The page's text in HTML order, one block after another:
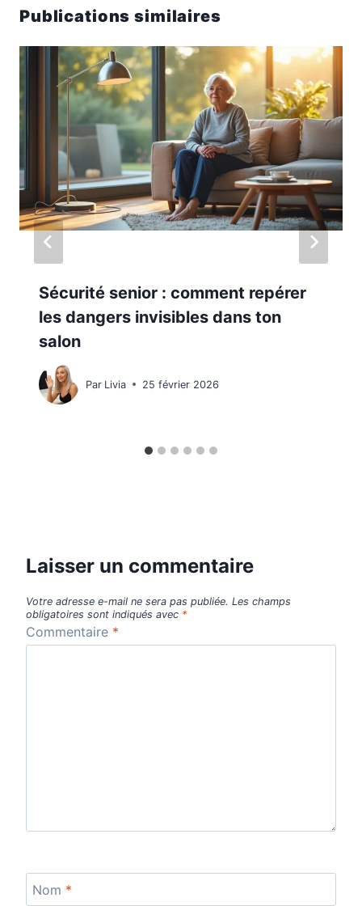
Publications similaires
Sécurité senior : comment repérer
les dangers invisibles dans ton
salon
Par Livia 25 février 2026
Laisser un commentaire
Votre adresse e-mail ne sera pas publiée. Les champs
obligatoires sont indiqués avec *
Commentaire *
Nom *